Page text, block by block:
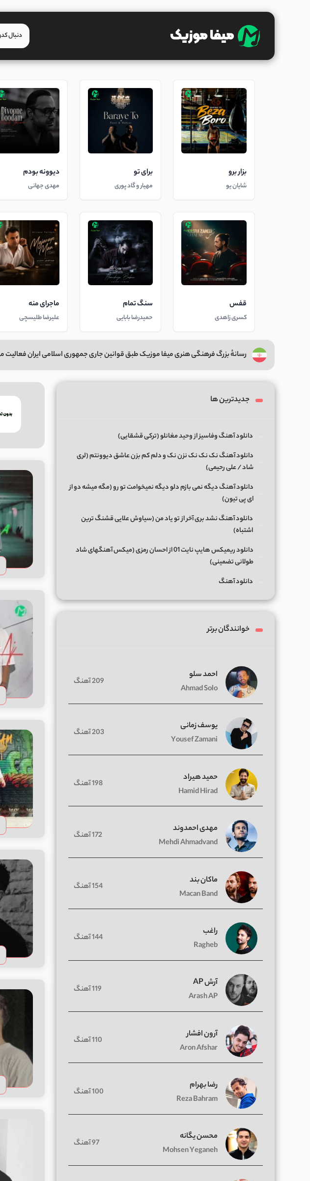
بزار برو
شایان یو
برای تو
مهیار و گاد پوری
دیوونه بودم
مهدی جهانی
قفس
کسری زاهدی
سنگ تمام
حمیدرضا بابایی
ماجرای منه
علیرضا طلیسچی
رسانهٔ بزرگ فرهنگی هنری میفا موزیک طبق قوانین جاری جمهوری اسلامی ایران فعالیت
جدیدترین ها
دانلود آهنگ وفاسیز از وحید مغانلو (ترکی قشقایی)
دانلود آهنگ نک نک نک نزن نک و دلم کم بزن عاشق دیوونتم (لری
شاد / علی رحیمی)
دانلود آهنگ دیگه نمی بازم دلو دیگه نمیخوامت تو رو (مگه میشه دو از
ای پی تیون)
دانلود آهنگ نشد بری آخر از تو یاد من (سیاوش علایی قشنگ ترین
اشتباه)
دانلود ریمیکس هایپ نایت 01 از احسان رمزی (میکس آهنگهای شاد
طولانی تضمینی)
دانلود آهنگ
خوانندگان برتر
احمد سلو
Ahmad Solo
209 آهنگ
یوسف زمانی
Yousef Zamani
203 آهنگ
حمید هیراد
Hamid Hirad
198 آهنگ
مهدی احمدوند
Mehdi Ahmadvand
172 آهنگ
ماکان بند
Macan Band
154 آهنگ
راغب
Ragheb
144 آهنگ
آرش AP
Arash AP
119 آهنگ
آرون افشار
Aron Afshar
110 آهنگ
رضا بهرام
Reza Bahram
100 آهنگ
محسن یگانه
Mohsen Yeganeh
97 آهنگ